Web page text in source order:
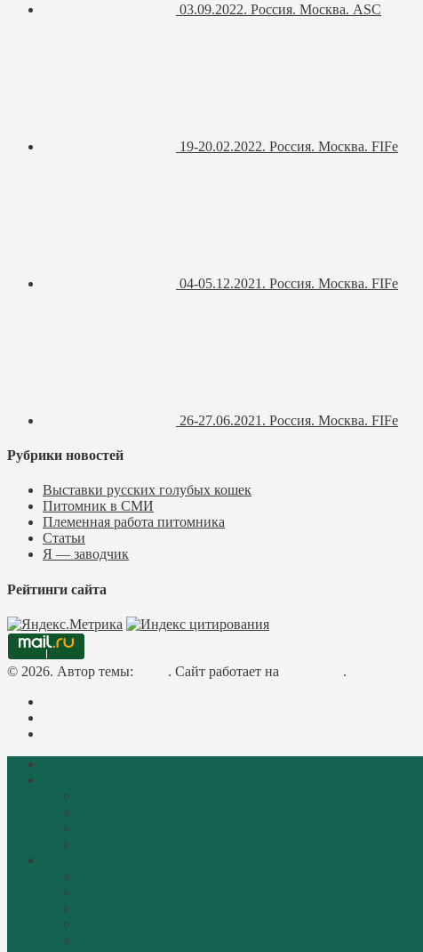
03.09.2022. Россия. Москва. ASC
19-20.02.2022. Россия. Москва. FIFe
04-05.12.2021. Россия. Москва. FIFe
26-27.06.2021. Россия. Москва. FIFe
Рубрики новостей
Выставки русских голубых кошек
Питомник в СМИ
Племенная работа питомника
Статьи
Я — заводчик
Рейтинги сайта
© 2026. Автор темы: . Сайт работает на
.